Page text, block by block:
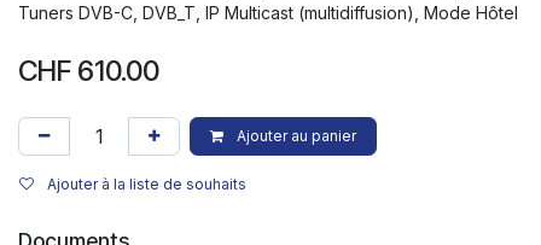
Tuners DVB-C, DVB_T, IP Multicast (multidiffusion), Mode Hôtel
CHF 610.00
Ajouter au panier
Ajouter à la liste de souhaits